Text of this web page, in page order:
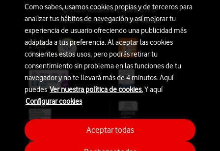
© 2026 Vodafone España S.A.U.
Avda. América 115, 28042 Madrid
Como sabes, usamos cookies propias y de terceros para
analizar tus hábitos de navegación y así mejorar tu
experiencia de usuario ofreciendo una publicidad más
adaptada a tus preferencia. Al aceptar las cookies
consientes estos usos, pero podrás retirar tu
consentimiento sin problema en las funciones de tu
navegador y no te llevará más de 4 minutos. Aquí
puedesVer nuestra política de cookies.Y aquí
Configurar cookies
Aceptar todas